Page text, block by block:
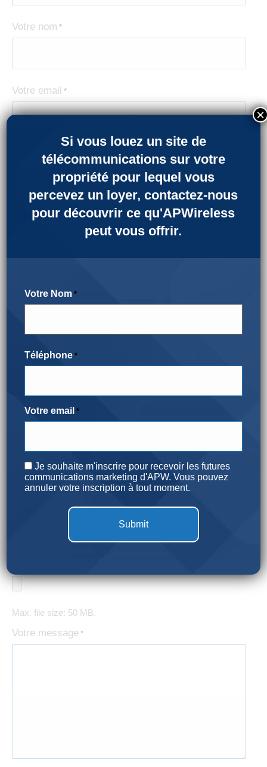
Votre nom *
Votre email *
Ville
Oui
Non
site de télécommunications.
De quel opérateur de téléphonie mobile ou
gestionnaire d'infrastructure percevez-vous des
Max. file size: 50 MB.
Votre message *
Si vous louez un site de
télécommunications sur votre
propriété pour lequel vous
percevez un loyer, contactez-nous
pour découvrir ce qu'APWireless
peut vous offrir.
Votre Nom *
Téléphone *
Votre email *
Consent
Je souhaite m'inscrire pour recevoir les futures
communications marketing d'APW. Vous pouvez
annuler votre inscription à tout moment.
×